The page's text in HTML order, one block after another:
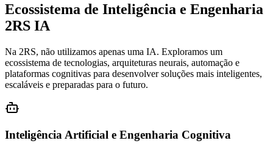
Ecossistema de Inteligência e Engenharia
2RS IA
Na 2RS, não utilizamos apenas uma IA. Exploramos um
ecossistema de tecnologias, arquiteturas neurais, automação e
plataformas cognitivas para desenvolver soluções mais inteligentes,
escaláveis e preparadas para o futuro.
Inteligência Artificial e Engenharia Cognitiva